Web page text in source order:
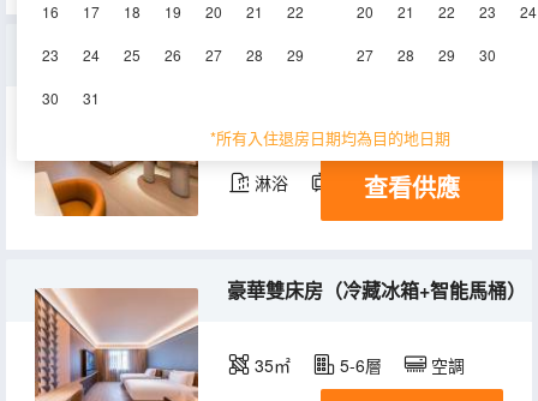
16 17 18 19 20 21 22
23 24 25 26 27 28 29
30 31
20 21 22 23 24
27 28 29 30
*所有入住退房日期均為目的地日期
商務雙床房（冷藏冰箱+智能馬桶）
35㎡ 5-6層 空調
淋浴 電視機 冰箱
查看供應
豪華雙床房（冷藏冰箱+智能馬桶）
35㎡ 5-6層 空調